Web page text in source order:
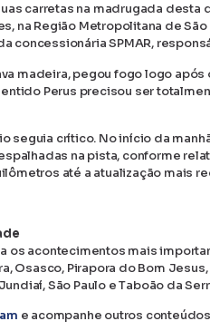
carretas na madrugada
na Região Metropolitana de
concessionária SPMAR,
madeira, pegou fogo logo
Perus precisou ser
seguia crítico. No início da
na pista, conforme
até a atualização mais
os acontecimentos mais
Osasco, Pirapora do Bom
São Paulo e Taboão da
e acompanhe outros